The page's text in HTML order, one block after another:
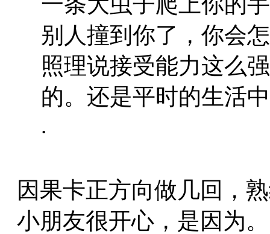
别人撞到你了，你会
照理说接受能力这么
的。还是平时的生活
.
因果卡正方向做几回，
小朋友很开心，是因为